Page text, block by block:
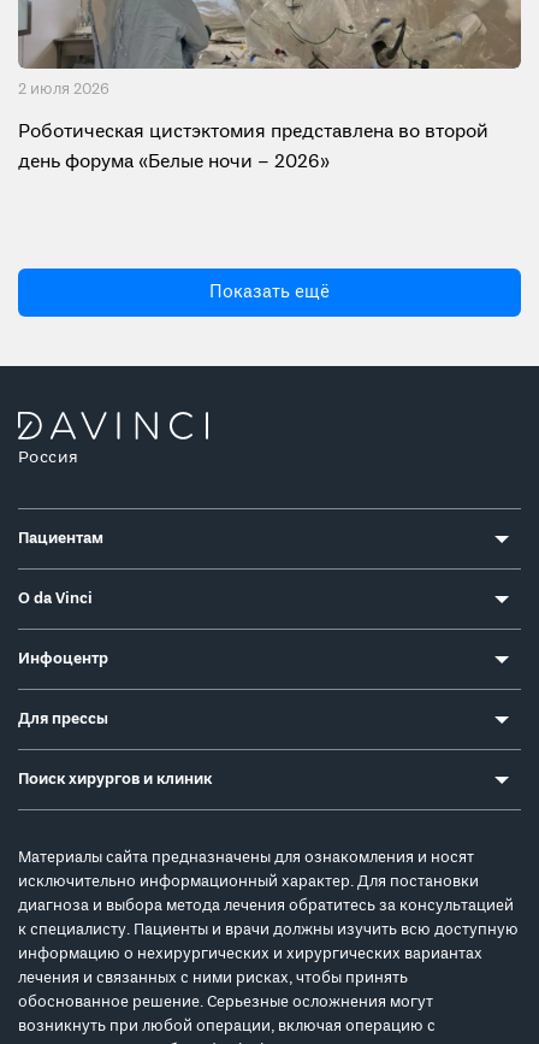
2 июля 2026
Роботическая цистэктомия представлена во второй
день форума «Белые ночи – 2026»
Показать ещё
Россия
Пациентам
О da Vinci
Инфоцентр
Для прессы
Поиск хирургов и клиник
Материалы сайта предназначены для ознакомления и носят
исключительно информационный характер. Для постановки
диагноза и выбора метода лечения обратитесь за консультацией
к специалисту. Пациенты и врачи должны изучить всю доступную
информацию о нехирургических и хирургических вариантах
лечения и связанных с ними рисках, чтобы принять
обоснованное решение. Серьезные осложнения могут
возникнуть при любой операции, включая операцию с